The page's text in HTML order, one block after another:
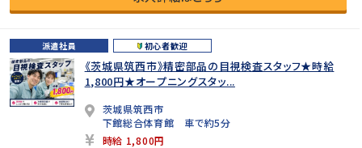
派遣社員 初心者歓迎
《茨城県筑西市》精密部品の目視検査スタッフ★時給
1,800円★オープニングスタッ...
茨城県筑西市
下館総合体育館 車で約5分
時給 1,800円